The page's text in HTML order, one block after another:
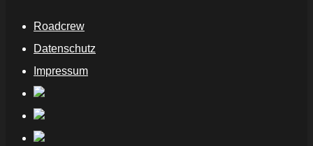
Roadcrew
Datenschutz
Impressum